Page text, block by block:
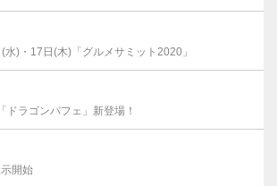
)・17日(木)「グルメサミット2020」
ラゴンパフェ」新登場！
開始